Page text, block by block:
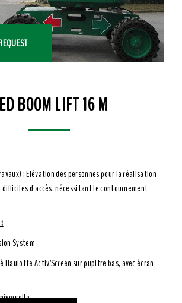
BOOM LIFT 16 M
: Elévation des personnes pour la réalisation
d’accès, nécessitant le contournement
System
Haulotte Activ'Screen sur pupitre bas, avec écran